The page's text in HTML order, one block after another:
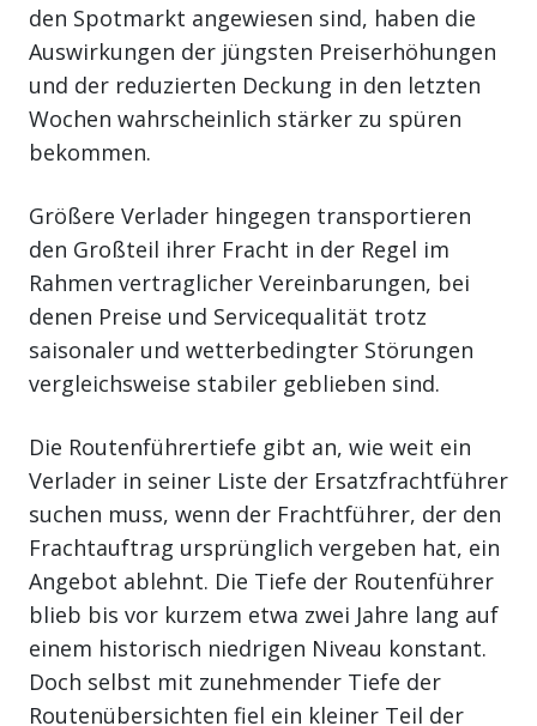
den Spotmarkt angewiesen sind, haben die
Auswirkungen der jüngsten Preiserhöhungen
und der reduzierten Deckung in den letzten
Wochen wahrscheinlich stärker zu spüren
bekommen.
Größere Verlader hingegen transportieren
den Großteil ihrer Fracht in der Regel im
Rahmen vertraglicher Vereinbarungen, bei
denen Preise und Servicequalität trotz
saisonaler und wetterbedingter Störungen
vergleichsweise stabiler geblieben sind.
Die Routenführertiefe gibt an, wie weit ein
Verlader in seiner Liste der Ersatzfrachtführer
suchen muss, wenn der Frachtführer, der den
Frachtauftrag ursprünglich vergeben hat, ein
Angebot ablehnt. Die Tiefe der Routenführer
blieb bis vor kurzem etwa zwei Jahre lang auf
einem historisch niedrigen Niveau konstant.
Doch selbst mit zunehmender Tiefe der
Routenübersichten fiel ein kleiner Teil der